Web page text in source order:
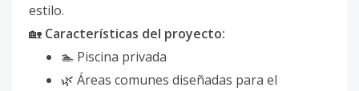
estilo.
🏡 Características del proyecto:
🏊 Piscina privada
🌿 Áreas comunes diseñadas para el